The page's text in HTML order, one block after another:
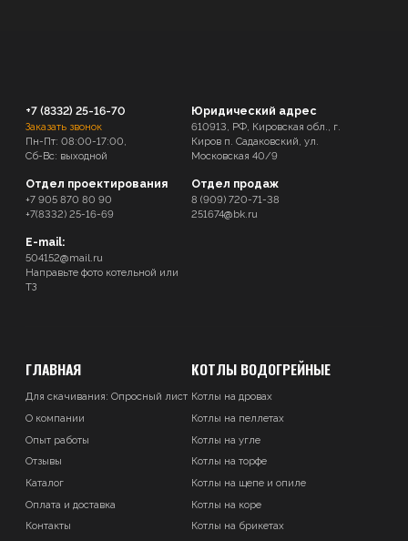
+7 (8332) 25-16-70
Заказать звонок
Пн-Пт: 08:00-17:00,
Сб-Вс: выходной
Юридический адрес
610913, РФ, Кировская обл., г.
Киров п. Садаковский, ул.
Московская 40/9
Отдел проектирования
+7 905 870 80 90
+7(8332) 25-16-69
Отдел продаж
8 (909) 720-71-38
251674@bk.ru
E-mail:
504152@mail.ru
Направьте фото котельной или
ТЗ
ГЛАВНАЯ
Для скачивания: Опросный лист
О компании
Опыт работы
Отзывы
Каталог
Оплата и доставка
Контакты
КОТЛЫ ВОДОГРЕЙНЫЕ
Котлы на дровах
Котлы на пеллетах
Котлы на угле
Котлы на торфе
Котлы на щепе и опиле
Котлы на коре
Котлы на брикетах